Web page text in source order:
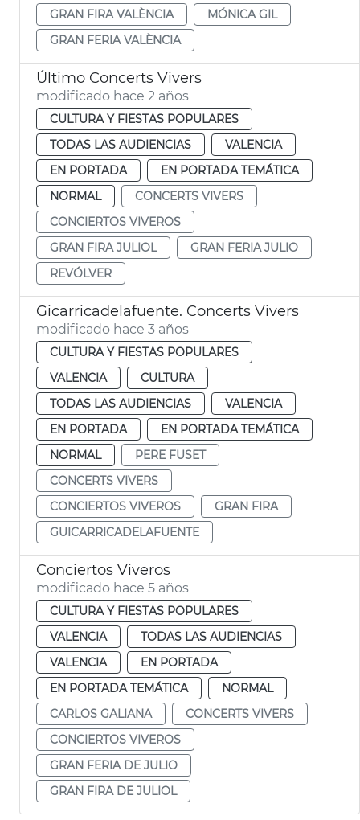
GRAN FIRA VALÈNCIA
MÓNICA GIL
GRAN FERIA VALÈNCIA
Último Concerts Vivers
modificado hace 2 años
CULTURA Y FIESTAS POPULARES
TODAS LAS AUDIENCIAS
VALENCIA
EN PORTADA
EN PORTADA TEMÁTICA
NORMAL
CONCERTS VIVERS
CONCIERTOS VIVEROS
GRAN FIRA JULIOL
GRAN FERIA JULIO
REVÓLVER
Gicarricadelafuente. Concerts Vivers
modificado hace 3 años
CULTURA Y FIESTAS POPULARES
VALENCIA
CULTURA
TODAS LAS AUDIENCIAS
VALENCIA
EN PORTADA
EN PORTADA TEMÁTICA
NORMAL
PERE FUSET
CONCERTS VIVERS
CONCIERTOS VIVEROS
GRAN FIRA
GUICARRICADELAFUENTE
Conciertos Viveros
modificado hace 5 años
CULTURA Y FIESTAS POPULARES
VALENCIA
TODAS LAS AUDIENCIAS
VALENCIA
EN PORTADA
EN PORTADA TEMÁTICA
NORMAL
CARLOS GALIANA
CONCERTS VIVERS
CONCIERTOS VIVEROS
GRAN FERIA DE JULIO
GRAN FIRA DE JULIOL